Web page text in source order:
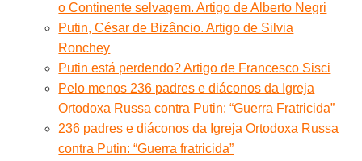
o Continente selvagem. Artigo de Alberto Negri
Putin, César de Bizâncio. Artigo de Silvia
Ronchey
Putin está perdendo? Artigo de Francesco Sisci
Pelo menos 236 padres e diáconos da Igreja
Ortodoxa Russa contra Putin: “Guerra Fratricida”
236 padres e diáconos da Igreja Ortodoxa Russa
contra Putin: “Guerra fratricida”